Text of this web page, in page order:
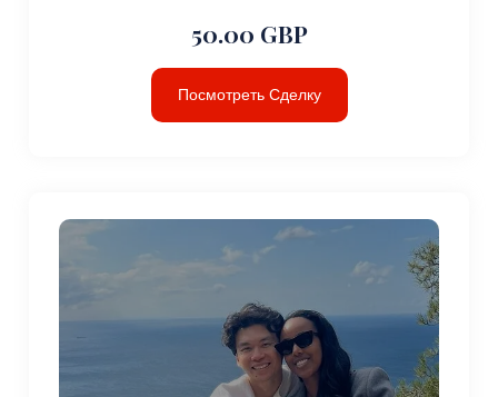
50.00 GBP
Посмотреть Сделку